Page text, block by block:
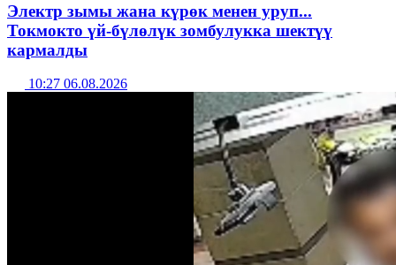
Электр зымы жана күрөк менен уруп...
Токмокто үй-бүлөлүк зомбулукка шектүү
кармалды
10:27 06.08.2026